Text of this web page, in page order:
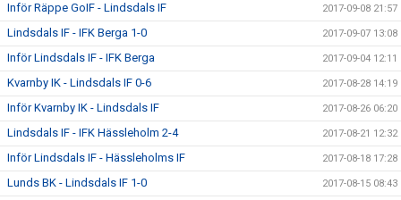
Inför Räppe GoIF - Lindsdals IF 2017-09-08 21:57
Lindsdals IF - IFK Berga 1-0 2017-09-07 13:08
Inför Lindsdals IF - IFK Berga 2017-09-04 12:11
Kvarnby IK - Lindsdals IF 0-6 2017-08-28 14:19
Inför Kvarnby IK - Lindsdals IF 2017-08-26 06:20
Lindsdals IF - IFK Hässleholm 2-4 2017-08-21 12:32
Inför Lindsdals IF - Hässleholms IF 2017-08-18 17:28
Lunds BK - Lindsdals IF 1-0 2017-08-15 08:43